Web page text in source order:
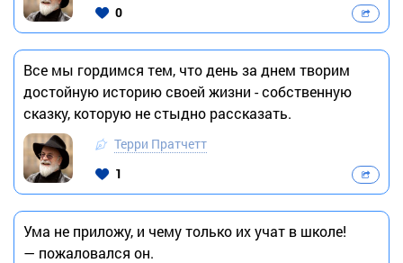
0
Все мы гордимся тем, что день за днем творим
достойную историю своей жизни - собственную
сказку, которую не стыдно рассказать.
Терри Пратчетт
1
Ума не приложу, и чему только их учат в школе!
— пожаловался он.